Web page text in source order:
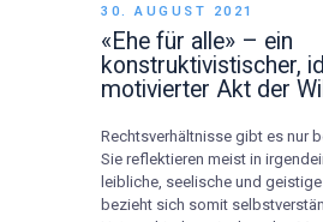
30. AUGUST 2021
«Ehe für alle» – ein
konstruktivistischer,
motivierter Akt der
Rechtsverhältnisse gibt es nur
Sie reflektieren meist in
leibliche, seelische und geistige
bezieht sich somit